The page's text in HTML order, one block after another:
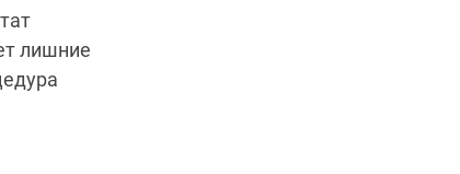
лишние